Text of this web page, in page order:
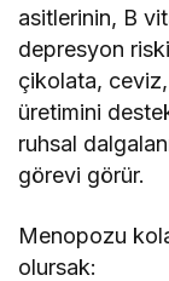
asitlerinin, B
depresyon
çikolata,
üretimini
ruhsal
görevi görür.
Menopozu
olursak: